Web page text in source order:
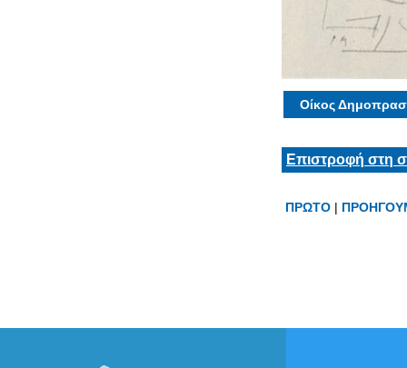
Οίκος
Επιστροφή στη
ΠΡΩΤΟ |